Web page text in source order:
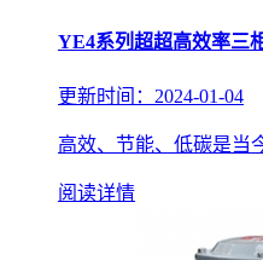
YE4系列超超高效率三
更新时间：2024-01-04
高效、节能、低碳是当
阅读详情